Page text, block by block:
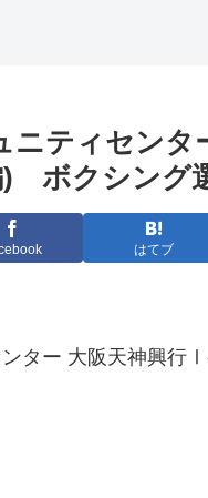
ニティセン
ボクシング
はてブ
ター 大阪天神興